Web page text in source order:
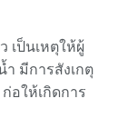
เป็นเหตุให้ผู้
มีการสังเกตุ
อให้เกิดการ